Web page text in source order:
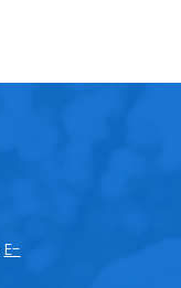
E-